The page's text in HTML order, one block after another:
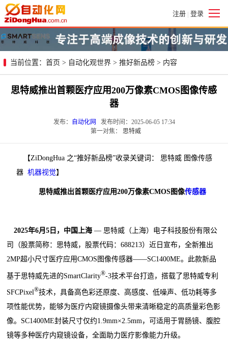
注册 | 登录
当前位置： 首页 > 自动化观世界 > 推好新品榜 > 内容
思特威推出首颗医疗应用200万像素CMOS图像传感
器
发布： 自动化网
发布时间：2025-06-05 17:34
第一对焦：
思特威
【ZiDongHua 之“推好新品榜”收录关键词： 思特威 图像传感
器机器视觉】
思特威推出首颗医疗应用200万像素CMOS图像传感器
2025年6月5日 ， 中国 上海 — 思特威（上海）电子科技股份有限公
司（股票简称：思特威，股票代码：688213）近日宣布，全新推出
2MP超小尺寸医疗应用CMOS图像传感器——SC1400ME。此款新品
基于思特威先进的SmartClarity®-3技术平台打造，搭载了思特威专利
SFCPixel®技术，具备高色彩还原度、高感度、低噪声、低功耗等多
项性能优势，能够为医疗内窥镜摄像头带来清晰稳定的高质量彩色影
像。SC1400ME封装尺寸仅约1.9mm×2.5mm，可适用于胃肠镜、腹腔
镜等多种医疗内窥镜设备，全面助力医疗影像能力升级。